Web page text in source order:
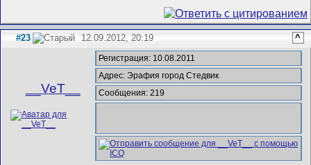
#23 12.09.2012, 20:19 ^
__VeT__
Регистрация: 10.08.2011
Адрес: Эрафия город Стедвик
Сообщения: 219